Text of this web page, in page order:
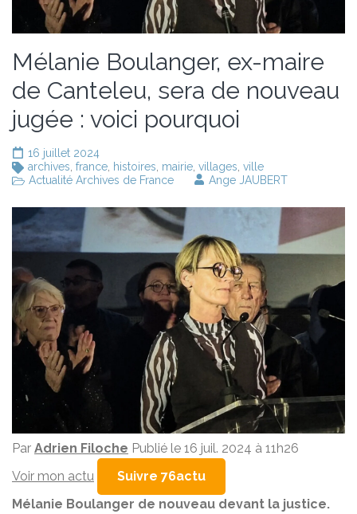
Mélanie Boulanger, ex-maire
de Canteleu, sera de nouveau
jugée : voici pourquoi
16 juillet 2024
archives france histoires mairie villages ville
Actualité Archives de France
Ange JAUBERT
Par Adrien Filoche Publié le 16 juil. 2024 à 11h26
Voir mon actu
Suivre 76actu
Mélanie Boulanger de nouveau devant la justice.